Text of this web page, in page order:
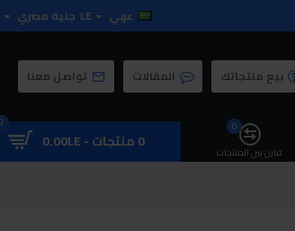
عربي LE جنية مصري
بيع منتجاتك المقالات تواصل معنا
قارن بين المنتجات
0
0 منتجات - 0.00LE